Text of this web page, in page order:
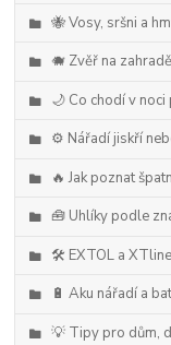
🐝 Vosy, sršni a
🐗 Zvěř na zahradě
🌙 Co chodí v
⚙️ Nářadí jiskří
🔥 Jak poznat
🧰 Uhlíky podle
🛠️ EXTOL a
🔋 Aku nářadí a
💡 Tipy pro dům,